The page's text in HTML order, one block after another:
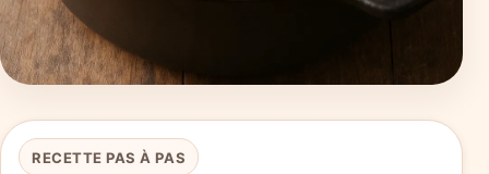
RECETTE PAS À PAS